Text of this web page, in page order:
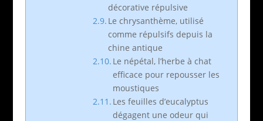
décorative répulsive
Le chrysanthème, utilisé
comme répulsifs depuis la
chine antique
Le népétal, l’herbe à chat
efficace pour repousser les
moustiques
Les feuilles d’eucalyptus
dégagent une odeur qui